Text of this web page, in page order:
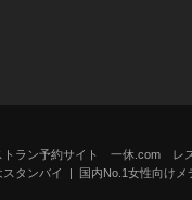
トラン予約サイト 一休.com レ
タンバイ
国内No.1女性向けメ